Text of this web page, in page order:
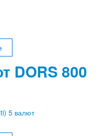
DORS 800